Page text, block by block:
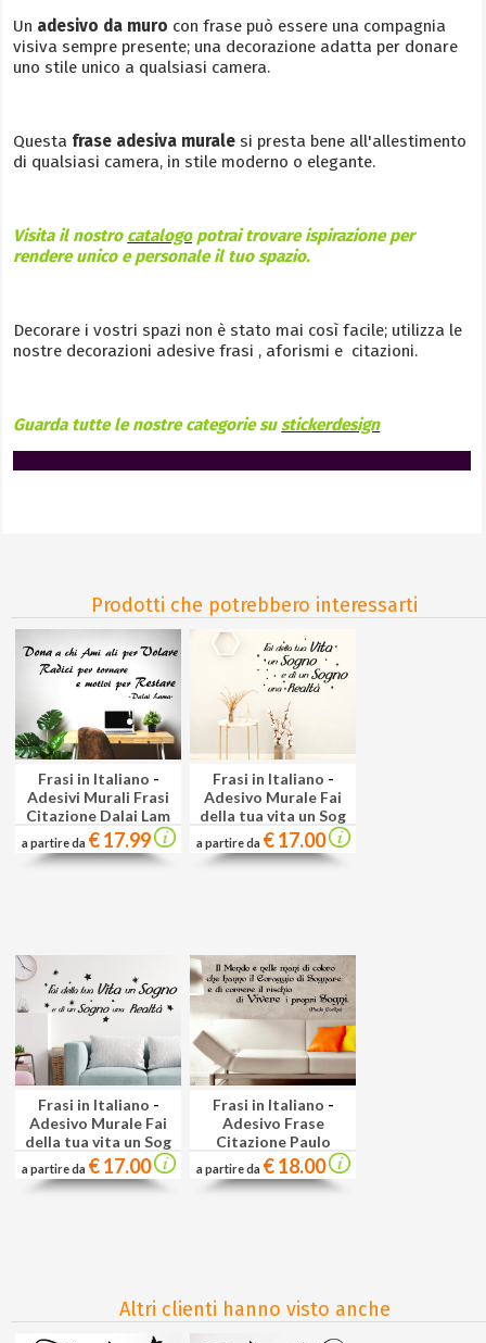
Un adesivo da muro con frase può essere una compagnia
visiva sempre presente; una decorazione adatta per donare
uno stile unico a qualsiasi camera.
Questa frase adesiva murale si presta bene all'allestimento
di qualsiasi camera, in stile moderno o elegante.
Visita il nostro catalogo potrai trovare ispirazione per
rendere unico e personale il tuo spazio.
Decorare i vostri spazi non è stato mai così facile; utilizza le
nostre decorazioni adesive frasi , aforismi e citazioni.
Guarda tutte le nostre categorie sustickerdesign
Prodotti che potrebbero interessarti
Frasi in Italiano -
Adesivi Murali Frasi
Citazione Dalai Lam
a partire da € 17.99
Frasi in Italiano -
Adesivo Murale Fai
della tua vita un Sog
a partire da € 17.00
Frasi in Italiano -
Adesivo Murale Fai
della tua vita un Sog
a partire da € 17.00
Frasi in Italiano -
Adesivo Frase
Citazione Paulo
Coelho Wal
a partire da € 18.00
Altri clienti hanno visto anche